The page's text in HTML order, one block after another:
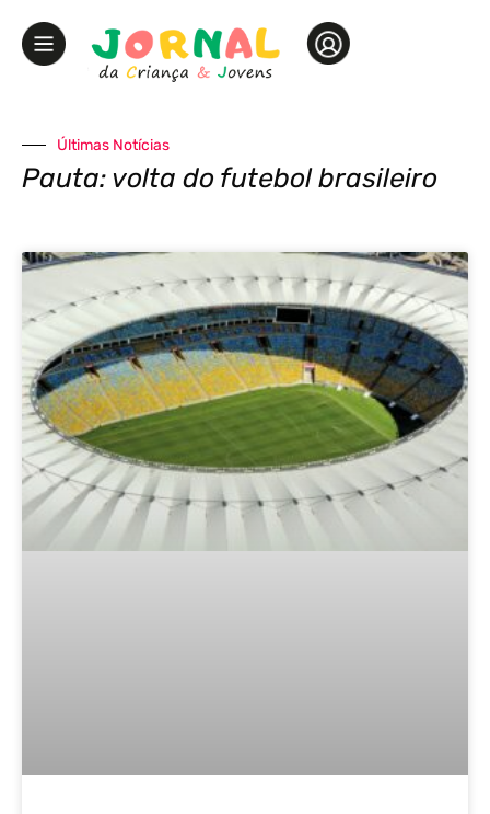
Últimas Notícias
Pauta: volta do futebol brasileiro